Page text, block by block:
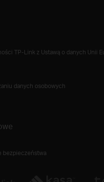
TP-Link z Ustawą o danych Unii
danych osobowych
bezpieczeństwa